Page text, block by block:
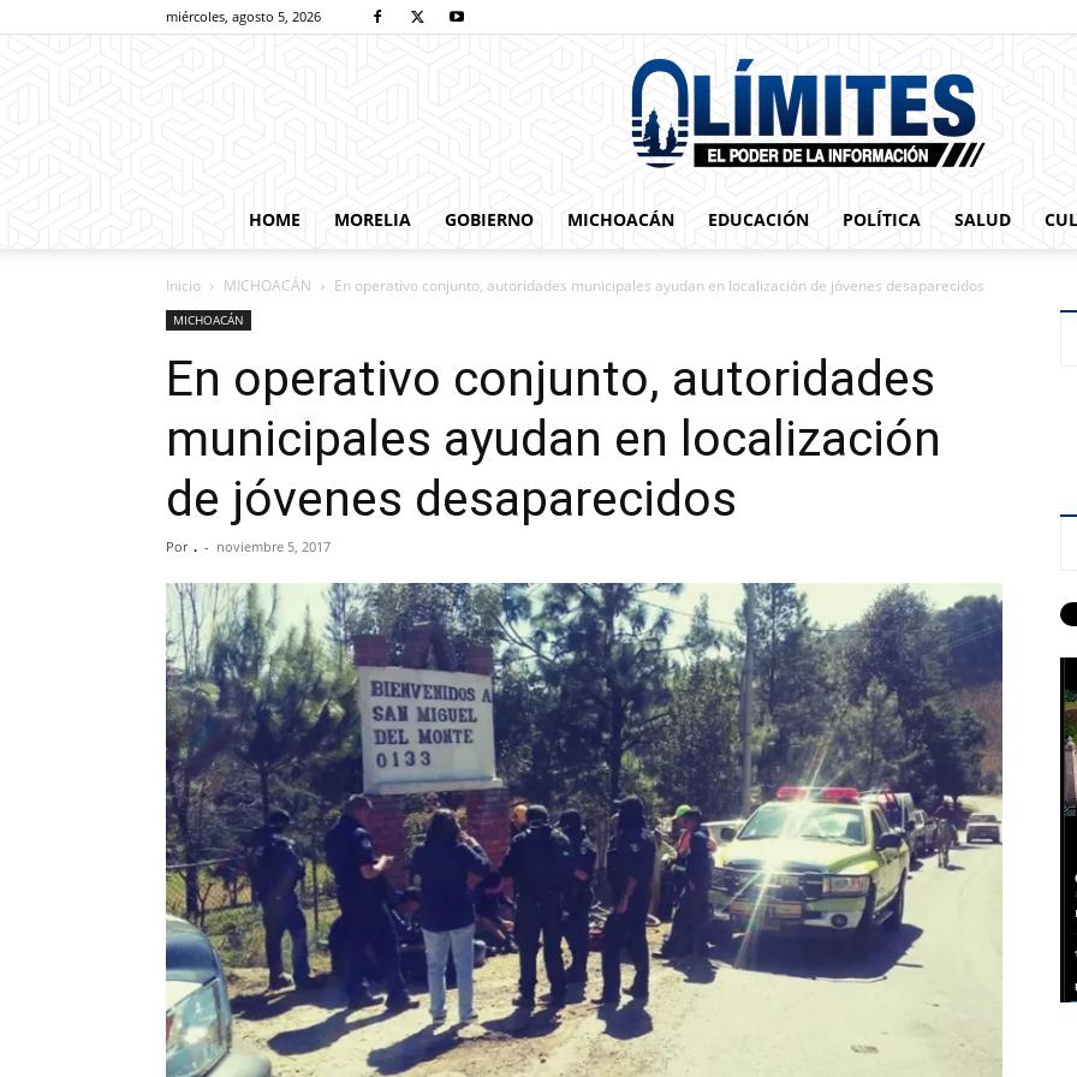
miércoles, agosto 5, 2026
HOME MORELIA GOBIERNO MICHOACÁN EDUCACIÓN POLÍTICA SALUD
Inicio MICHOACÁN En operativo conjunto, autoridades municipales ayudan en localización de jóvenes desaparecidos
MICHOACÁN
En operativo conjunto, autoridades
municipales ayudan en localización
de jóvenes desaparecidos
Por . - noviembre 5, 2017